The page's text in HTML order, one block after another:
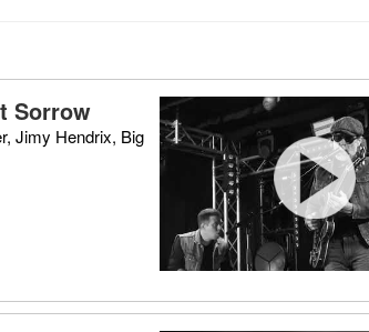
Sorrow
Jimy Hendrix, Big